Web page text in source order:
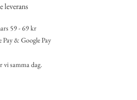
leverans
59 - 69 kr
& Google Pay
vi samma dag.